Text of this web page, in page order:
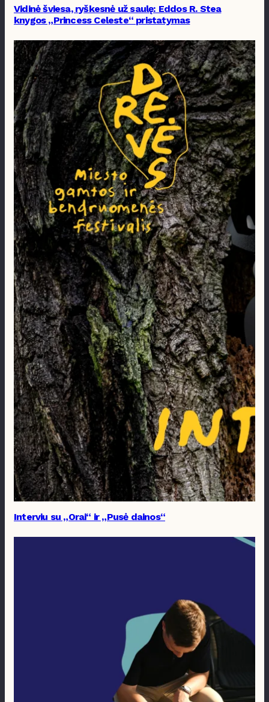
Vidinė šviesa, ryškesnė už saulę: Eddos R. Stea
knygos „Princess Celeste“ pristatymas
Interviu su „Orai“ ir „Pusė dainos“